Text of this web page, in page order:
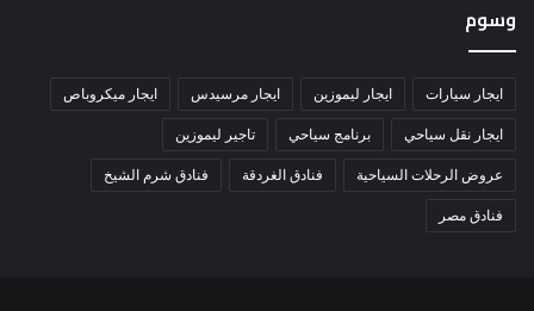
وسوم
ايجار سيارات ايجار ليموزين ايجار مرسيدس ايجار ميكروباص
ايجار نقل سياحي برنامج سياحي تاجير ليموزين
عروض الرحلات السياحية فنادق الغردقة فنادق شرم الشيخ
فنادق مصر